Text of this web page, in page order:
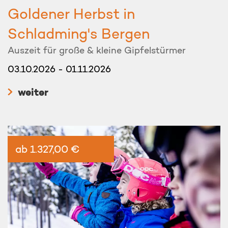
Goldener Herbst in
Schladming's Bergen
Auszeit für große & kleine Gipfelstürmer
03.10.2026 - 01.11.2026
weiter
ab 1.327,00 €